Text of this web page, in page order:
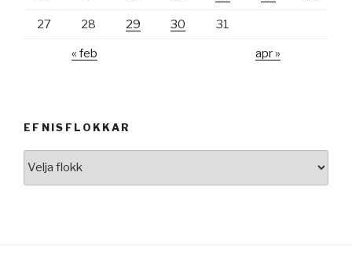
27 28 29 30 31
« feb apr »
EFNISFLOKKAR